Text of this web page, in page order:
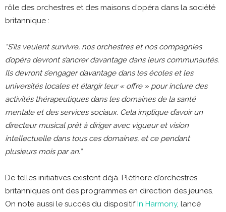
rôle des orchestres et des maisons d’opéra dans la société
britannique :
“S’ils veulent survivre, nos orchestres et nos compagnies
d’opéra devront s’ancrer davantage dans leurs communautés.
Ils devront s’engager davantage dans les écoles et les
universités locales et élargir leur « offre » pour inclure des
activités thérapeutiques dans les domaines de la santé
mentale et des services sociaux. Cela implique d’avoir un
directeur musical prêt à diriger avec vigueur et vision
intellectuelle dans tous ces domaines, et ce pendant
plusieurs mois par an.”
De telles initiatives existent déjà. Pléthore d’orchestres
britanniques ont des programmes en direction des jeunes.
On note aussi le succès du dispositifIn Harmony, lancé